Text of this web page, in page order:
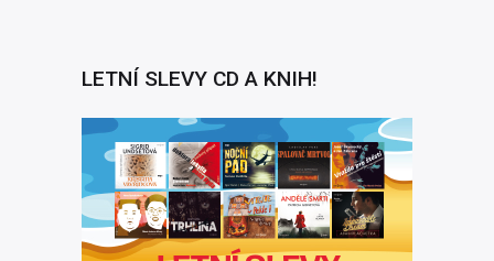
LETNÍ SLEVY CD A KNIH!